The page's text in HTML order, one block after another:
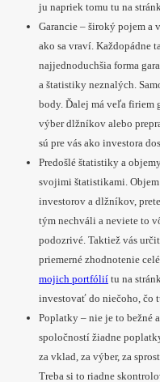
ju napriek tomu tu na
Garancie – široký pojem a
ako sa vraví. Každopádne
najjednoduchšia forma
a štatistiky neznalých.
body. Ďalej má veľa firiem
výber dlžníkov alebo
sú pre vás ako investora
Predošlé štatistiky a
svojimi štatistikami.
investorov a dlžníkov,
tým nechváli a neviete to
podozrivé. Taktiež vás
priemerné zhodnotenie
mojich portfólií tu na
investovať do niečoho, čo
Poplatky – nie je to bežné
spoločností žiadne
za vklad, za výber, za
Treba si to riadne